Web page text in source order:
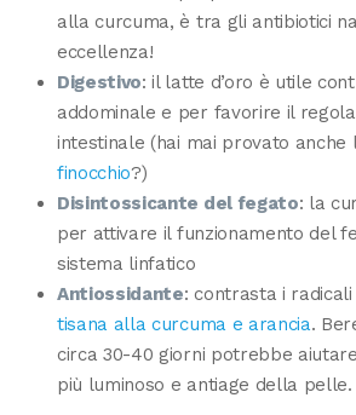
alla curcuma, è tra gli antibiotici
eccellenza!
Digestivo: il latte d’oro è utile
addominale e per favorire il
intestinale (hai mai provato anche
finocchio?)
Disintossicante del fegato: la
per attivare il funzionamento del
sistema linfatico
Antiossidante: contrasta i
tisana alla curcuma e arancia.
circa 30-40 giorni potrebbe
più luminoso e antiage della pelle.